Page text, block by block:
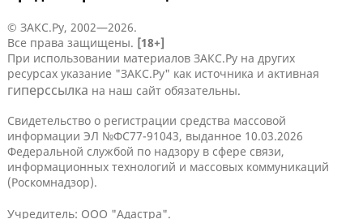
© ЗАКС.Ру, 2002—2026.
Все права защищены. [18+]
При использовании материалов ЗАКС.Ру на других
ресурсах указание "ЗАКС.Ру" как источника и активная
гиперссылка на наш сайт обязательны.
Свидетельство о регистрации средства массовой
информации ЭЛ №ФС77-91043, выданное 10.03.2026
Федеральной службой по надзору в сфере связи,
информационных технологий и массовых коммуникаций
(Роскомнадзор).
Учредитель: ООО "Адастра".